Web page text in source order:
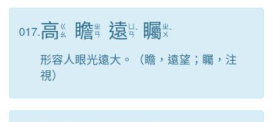
017.高 ㄍ
ㄠ
瞻ㄓ
ㄢ
遠 ㄢˇ 矚 ㄓ
ㄨ ˇ
形容人眼光遠大。（瞻，遠望；矚，注
視）